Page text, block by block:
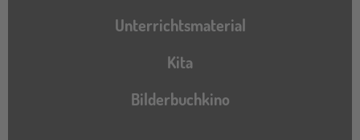
Unterrichtsmaterial
Kita
Bilderbuchkino